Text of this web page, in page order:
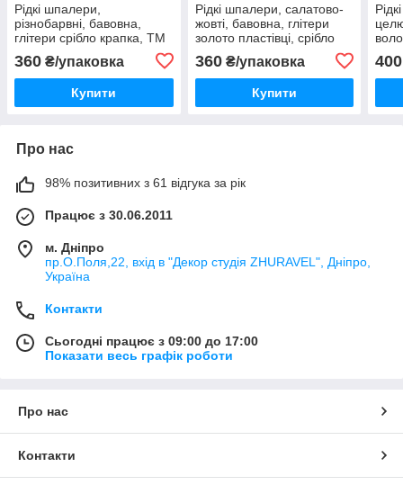
Рідкі шпалери,
різнобарвні, бавовна,
глітери срібло крапка, ТМ
"Юрські", Гліцинія, Тип 501
360 ₴/упаковка
Купити
Рідкі шпалери, салатово-
жовті, бавовна, глітери
золото пластівці, срібло
Гліцинія, Тип 508
360₴/упаковка
Купити
400
Про нас
98% позитивних з 61 відгука за рік
Працює з 30.06.2011
м. Дніпро
пр.О.Поля,22, вхід в "Декор студія ZHURAVEL", Дніпро,
Україна
Контакти
Сьогодні працює з 09:00 до 17:00
Показати весь графік роботи
Про нас
Контакти